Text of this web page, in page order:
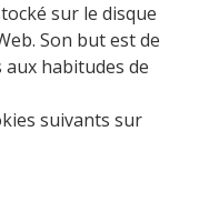
sur le disque
Son but est de
habitudes de
suivants sur